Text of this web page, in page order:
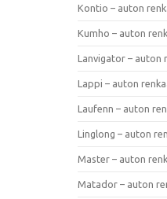
Kontio – auton
Kumho – auton
Lanvigator – auton
Lappi – auton
Laufenn – auton
Linglong – auton
Master – auton
Matador – auton